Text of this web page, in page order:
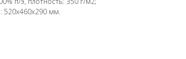
520х460х290 мм.